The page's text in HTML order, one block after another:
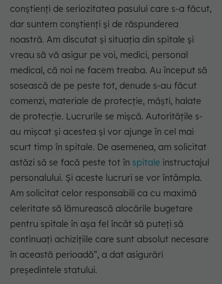
conștienți de seriozitatea pasului care s-a făcut,
dar suntem conștienți și de răspunderea
noastră. Am discutat și situația din spitale și
vreau să vă asigur pe voi, medici, personal
medical, că noi ne facem treaba. Au început să
sosească de pe peste tot, denude s-au făcut
comenzi, materiale de protecție, măști, halate
de protecție. Lucrurile se mișcă. Autoritățile s-
au mișcat și acestea și vor ajunge în cel mai
scurt timp în spitale. De asemenea, am solicitat
astăzi să se facă peste tot în spitale instructajul
personalului. Și aceste lucruri se vor întâmpla.
Am solicitat celor responsabili ca cu maximă
celeritate să lămurească alocările bugetare
pentru spitale în așa fel încât să puteți să
continuați achizițiile care sunt absolut necesare
în această perioadă”, a dat asigurări
președintele statului.